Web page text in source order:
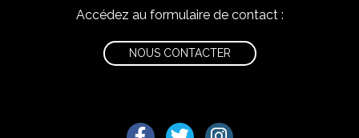
Accédez au formulaire de contact :
NOUS CONTACTER
Lien vers le compte Facebook
Lien vers le compte Twitter
Lien vers le compte